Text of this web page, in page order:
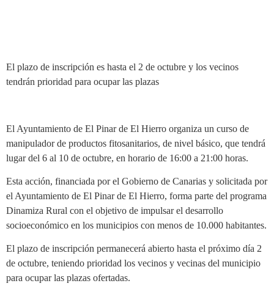
El plazo de inscripción es hasta el 2 de octubre y los vecinos
tendrán prioridad para ocupar las plazas
El Ayuntamiento de El Pinar de El Hierro organiza un curso de
manipulador de productos fitosanitarios, de nivel básico, que tendrá
lugar del 6 al 10 de octubre, en horario de 16:00 a 21:00 horas.
Esta acción, financiada por el Gobierno de Canarias y solicitada por
el Ayuntamiento de El Pinar de El Hierro, forma parte del programa
Dinamiza Rural con el objetivo de impulsar el desarrollo
socioeconómico en los municipios con menos de 10.000 habitantes.
El plazo de inscripción permanecerá abierto hasta el próximo día 2
de octubre, teniendo prioridad los vecinos y vecinas del municipio
para ocupar las plazas ofertadas.